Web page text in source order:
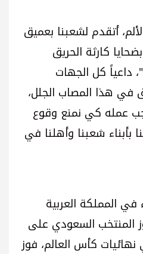
أتقدم لشعبنا بعميق
كارثة الحريق
داعياً كل الجهات
في هذا المصاب الجلل،
عمله كي نمنع وقوع
بأبناء شعبنا وأهلنا في
المملكة العربية
المنتخب السعودي على
نهائيات كأس العالم، فوز